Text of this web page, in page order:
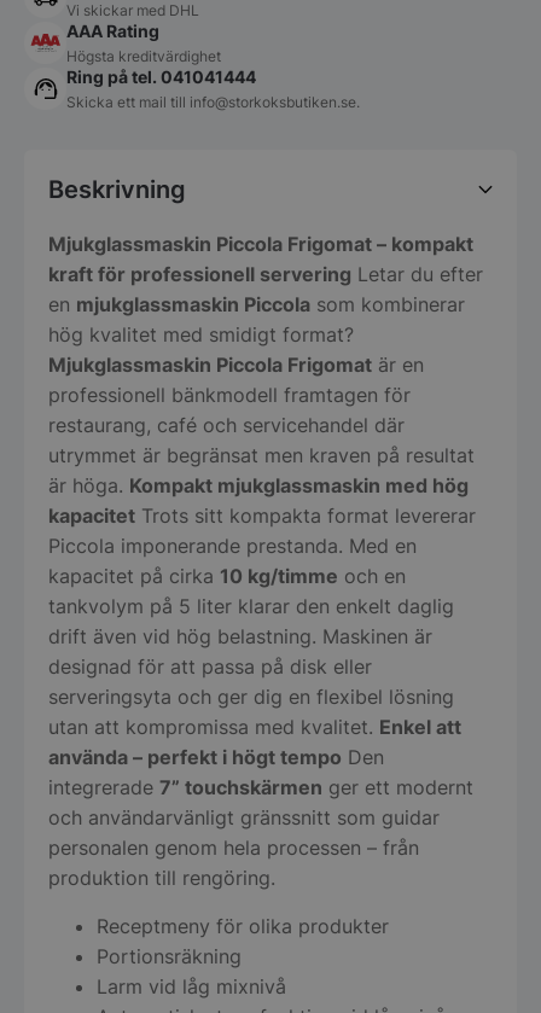
Vi skickar med DHL
AAA Rating
Högsta kreditvärdighet
Ring på tel. 041041444
Skicka ett mail till info@storkoksbutiken.se.
Beskrivning
Mjukglassmaskin Piccola Frigomat – kompakt
kraft för professionell servering Letar du efter
en mjukglassmaskin Piccola som kombinerar
hög kvalitet med smidigt format?
Mjukglassmaskin Piccola Frigomat är en
professionell bänkmodell framtagen för
restaurang, café och servicehandel där
utrymmet är begränsat men kraven på resultat
är höga. Kompakt mjukglassmaskin med hög
kapacitet Trots sitt kompakta format levererar
Piccola imponerande prestanda. Med en
kapacitet på cirka 10 kg/timme och en
tankvolym på 5 liter klarar den enkelt daglig
drift även vid hög belastning. Maskinen är
designad för att passa på disk eller
serveringsyta och ger dig en flexibel lösning
utan att kompromissa med kvalitet. Enkel att
använda – perfekt i högt tempo Den
integrerade 7” touchskärmen ger ett modernt
och användarvänligt gränssnitt som guidar
personalen genom hela processen – från
produktion till rengöring.
Receptmeny för olika produkter
Portionsräkning
Larm vid låg mixnivå